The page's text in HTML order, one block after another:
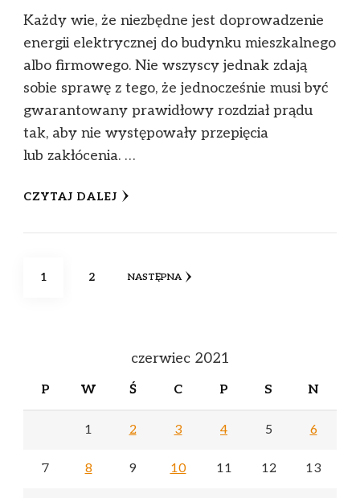
Każdy wie, że niezbędne jest doprowadzenie
energii elektrycznej do budynku mieszkalnego
albo firmowego. Nie wszyscy jednak zdają
sobie sprawę z tego, że jednocześnie musi być
gwarantowany prawidłowy rozdział prądu
tak, aby nie występowały przepięcia
lub zakłócenia. …
CZYTAJ DALEJ
Stronicowanie
STRONA
1 STRONA
2 NASTĘPNA
czerwiec 2021
P W Ś C P S N
1 2 3 4 5 6
7 8 9 10 11 12 13